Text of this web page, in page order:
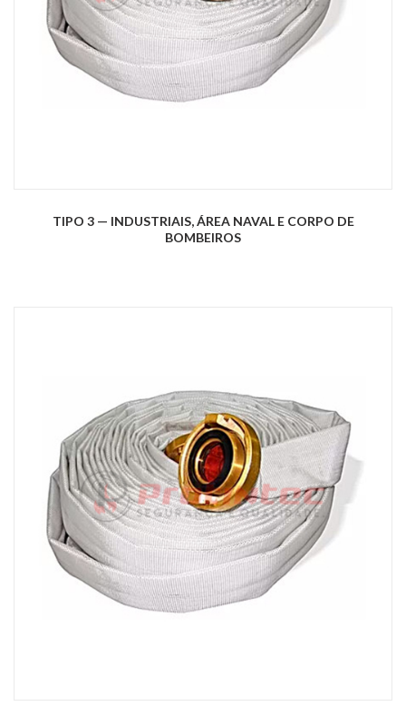
TIPO 3 — INDUSTRIAIS, ÁREA NAVAL E CORPO DE
BOMBEIROS